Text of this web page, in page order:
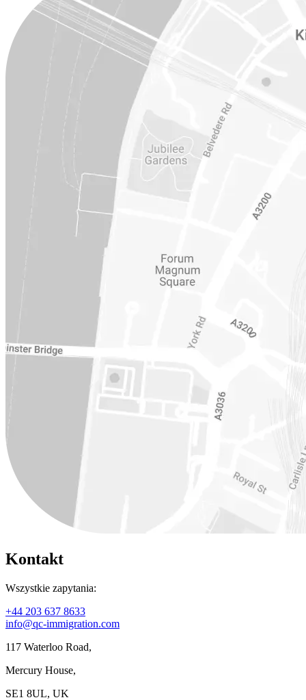
Kontakt
Wszystkie zapytania:
+44 203 637 8633
info@qc-immigration.com
117 Waterloo Road,
Mercury House,
SE1 8UL, UK